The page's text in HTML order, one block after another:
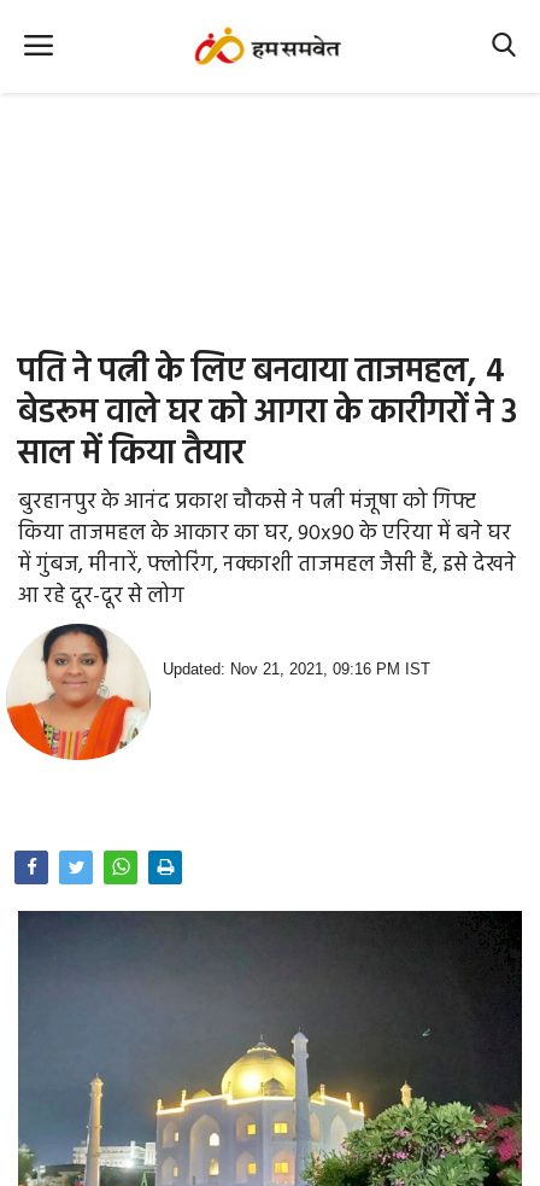
Office Office
Political Gossips
Farm & Food
Opinion
Health & Lifestyle
Photo Gallery
Home
पति ने पत्नी के लिए बनवाया ताजमहल, 4
बेडरूम वाले घर को आगरा के कारीगरों ने 3
साल में किया तैयार
बुरहानपुर के आनंद प्रकाश चौकसे ने पत्नी मंजूषा को गिफ्ट
किया ताजमहल के आकार का घर, 90x90 के एरिया में बने घर
में गुंबज, मीनारें, फ्लोरिंग, नक्काशी ताजमहल जैसी हैं, इसे देखने
आ रहे दूर-दूर से लोग
Updated: Nov 21, 2021, 09:16 PM IST